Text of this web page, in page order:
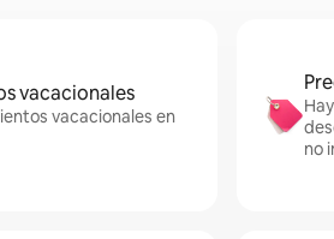
vacacionales
vacacionales en
no